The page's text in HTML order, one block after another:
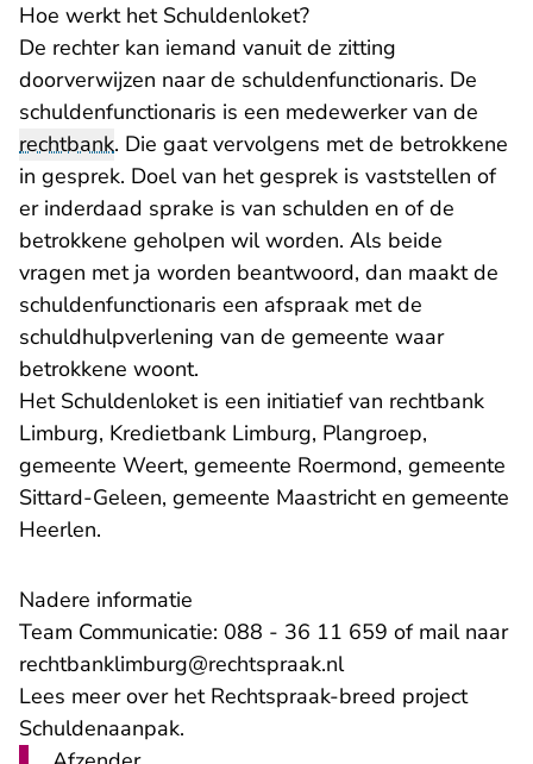
Hoe werkt het Schuldenloket?
De rechter kan iemand vanuit de zitting
doorverwijzen naar de schuldenfunctionaris. De
schuldenfunctionaris is een medewerker van de
rechtbank. Die gaat vervolgens met de betrokkene
in gesprek. Doel van het gesprek is vaststellen of
er inderdaad sprake is van schulden en of de
betrokkene geholpen wil worden. Als beide
vragen met ja worden beantwoord, dan maakt de
schuldenfunctionaris een afspraak met de
schuldhulpverlening van de gemeente waar
betrokkene woont.
Het Schuldenloket is een initiatief van rechtbank
Limburg, Kredietbank Limburg, Plangroep,
gemeente Weert, gemeente Roermond, gemeente
Sittard-Geleen, gemeente Maastricht en gemeente
Heerlen.
Nadere informatie
Team Communicatie: 088 - 36 11 659 of mail naar
rechtbanklimburg@rechtspraak.nl
Lees meer over het Rechtspraak-breed project
Schuldenaanpak.